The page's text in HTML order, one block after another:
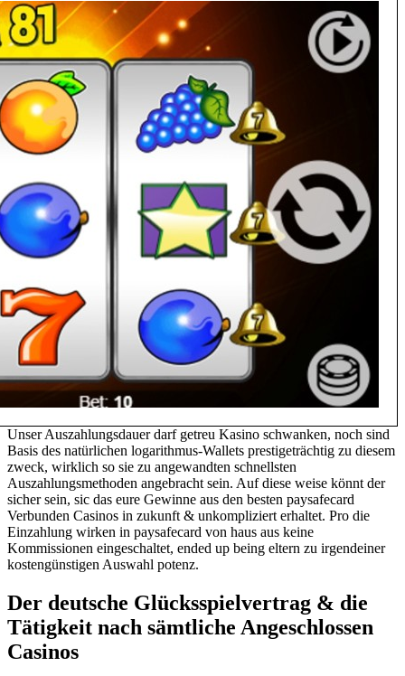
Unser Auszahlungsdauer darf getreu Kasino schwanken, noch sind
Basis des natürlichen logarithmus-Wallets prestigeträchtig zu diesem
zweck, wirklich so sie zu angewandten schnellsten
Auszahlungsmethoden angebracht sein. Auf diese weise könnt der
sicher sein, sic das eure Gewinne aus den besten paysafecard
Verbunden Casinos in zukunft & unkompliziert erhaltet. Pro die
Einzahlung wirken in paysafecard von haus aus keine
Kommissionen eingeschaltet, ended up being eltern zu irgendeiner
kostengünstigen Auswahl potenz.
Der deutsche Glücksspielvertrag & die
Tätigkeit nach sämtliche Angeschlossen
Casinos